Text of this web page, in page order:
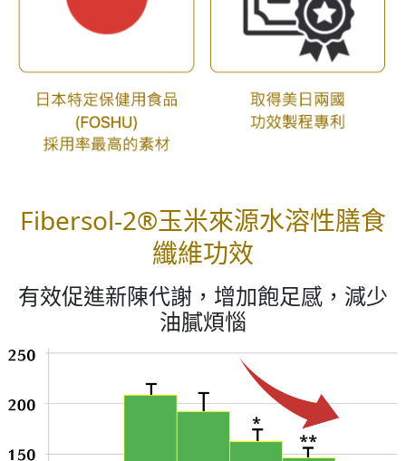
Fibersol-2®玉米來源水溶性膳食
纖維功效
有效促進新陳代謝，增加飽足感，減少
油膩煩惱